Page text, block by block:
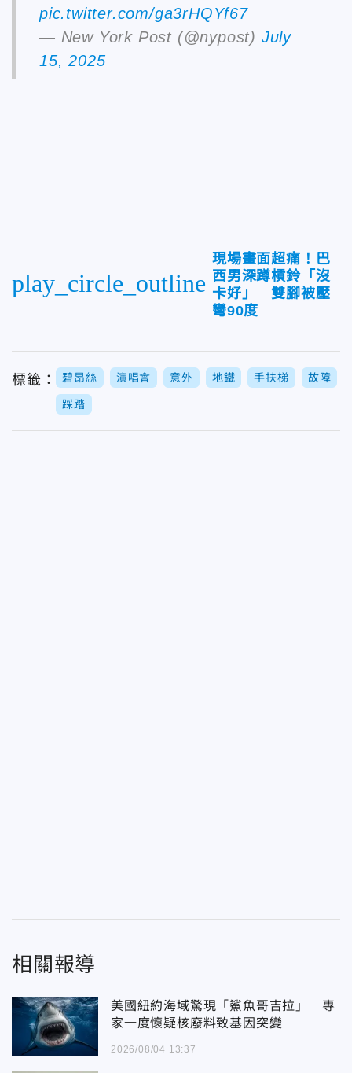
pic.twitter.com/ga3rHQYf67
— New York Post (@nypost) July
15, 2025
play_circle_outline
現場畫面超痛！巴
西男深蹲槓鈴「沒
卡好」 雙腳被壓
彎90度
標籤： 碧昂絲 演唱會 意外 地鐵 手扶梯 故障
踩踏
相關報導
美國紐約海域驚現「鯊魚哥吉拉」 專
家一度懷疑核廢料致基因突變
2026/08/04 13:37